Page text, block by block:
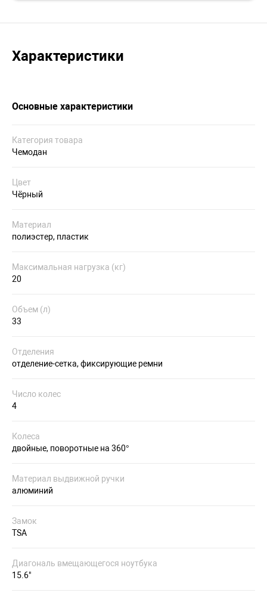
Характеристики
Основные характеристики
Категория товара
Чемодан
Цвет
Чёрный
Материал
полиэстер, пластик
Максимальная нагрузка (кг)
20
Объем (л)
33
Отделения
отделение-сетка, фиксирующие ремни
Число колес
4
Колеса
двойные, поворотные на 360°
Материал выдвижной ручки
алюминий
Замок
TSA
Диагональ вмещающегося ноутбука
15.6"